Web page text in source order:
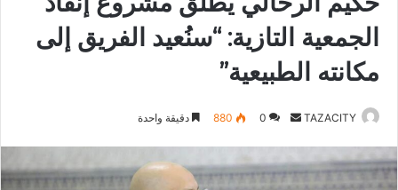
الجمعية التازية: “سنُعيد الفريق إلى
مكانته الطبيعية”
TAZACITY
س
ل
0
880 دقيقة واحدة